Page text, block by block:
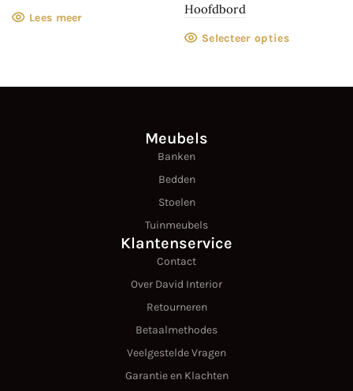
Lees meer
Hoofdbord
Selecteer opties
Meubels
Banken
Bedden
Stoelen
Tuinmeubels
Klantenservice
Contact
Over David Interior
Retourneren
Betaalmethodes
Veelgestelde Vragen
Garantie en Klachten